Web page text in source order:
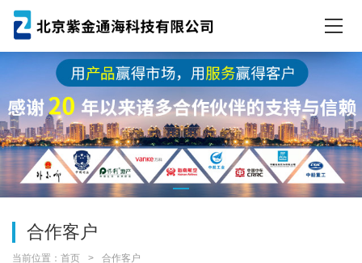
合作客户
当前位置： 首页 合作客户